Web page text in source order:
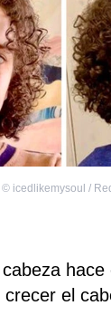
© icedlikemysoul /
hace
el